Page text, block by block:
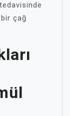
bir çağ